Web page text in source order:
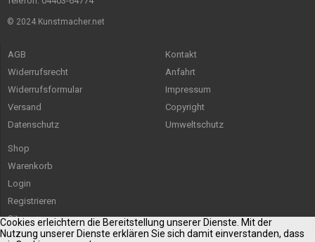
© 2024 Kunstmacher.net
AGB
Widerrufsrecht
Widerrufsformular
Versand
Datenschutz
Kontakt
Anfahrt
Impressum
Copyright
Umweltschutz
Shop
Warenkorb
Login
Registrieren
Sitemap
Cookies erleichtern die Bereitstellung unserer Dienste. Mit der
Nutzung unserer Dienste erklären Sie sich damit einverstanden, dass